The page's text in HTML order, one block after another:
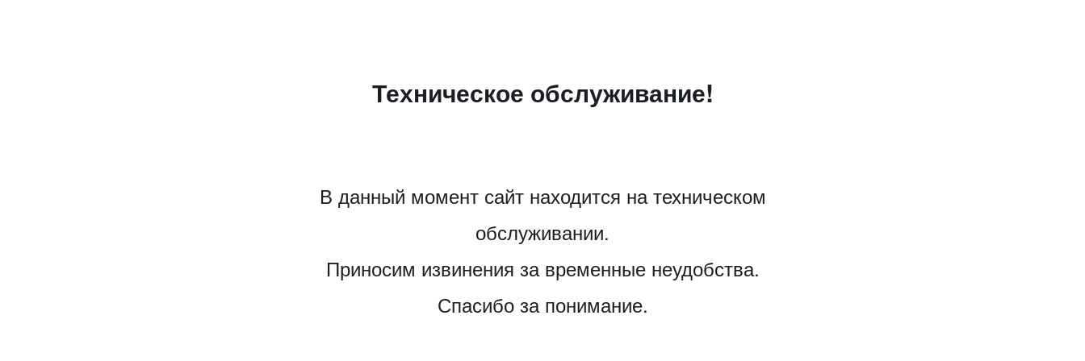
Техническое обслуживание!
В данный момент сайт находится на техническом
обслуживании.
Приносим извинения за временные неудобства.
Спасибо за понимание.